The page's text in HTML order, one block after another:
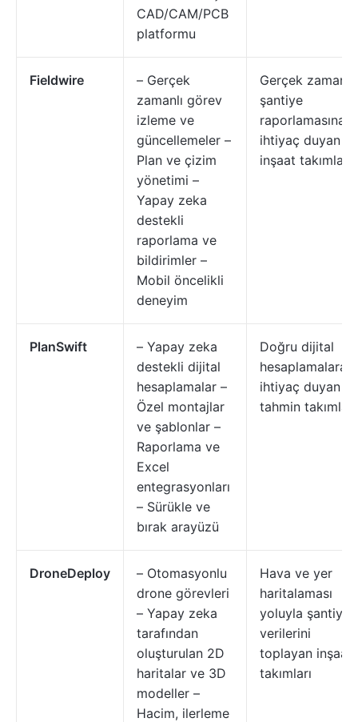
CAD/CAM/PCB
platformu
Fieldwire
– Gerçek
zamanlı görev
izleme ve
güncellemeler –
Plan ve çizim
yönetimi –
Yapay zeka
destekli
raporlama ve
bildirimler –
Mobil öncelikli
deneyim
Gerçek zamanlı
şantiye
raporlamasına
ihtiyaç duyan
inşaat takımları
PlanSwift
– Yapay zeka
destekli dijital
hesaplamalar –
Özel montajlar
ve şablonlar –
Raporlama ve
Excel
entegrasyonları
– Sürükle ve
bırak arayüzü
Doğru dijital
hesaplamalara
ihtiyaç duyan
tahmin takımları
DroneDeploy
– Otomasyonlu
drone görevleri
– Yapay zeka
tarafından
oluşturulan 2D
haritalar ve 3D
modeller –
Hacim, ilerleme
Hava ve yer
haritalaması
yoluyla şantiye
verilerini
toplayan inşaat
takımları